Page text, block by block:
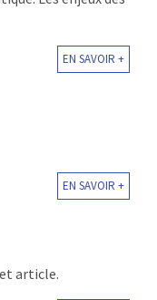
EN SAVOIR +
EN SAVOIR +
article.